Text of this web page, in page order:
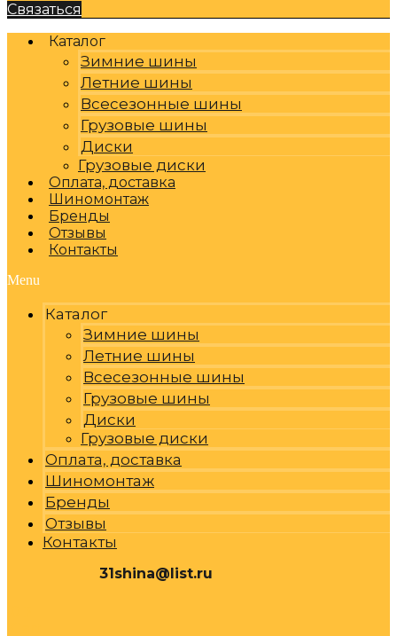
Связаться
Каталог
Зимние шины
Летние шины
Всесезонные шины
Грузовые шины
Диски
Грузовые диски
Оплата, доставка
Шиномонтаж
Бренды
Отзывы
Контакты
Menu
Каталог
Зимние шины
Летние шины
Всесезонные шины
Грузовые шины
Диски
Грузовые диски
Оплата, доставка
Шиномонтаж
Бренды
Отзывы
Контакты
31shina@list.ru